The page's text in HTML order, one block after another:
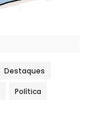
Destaques
Política